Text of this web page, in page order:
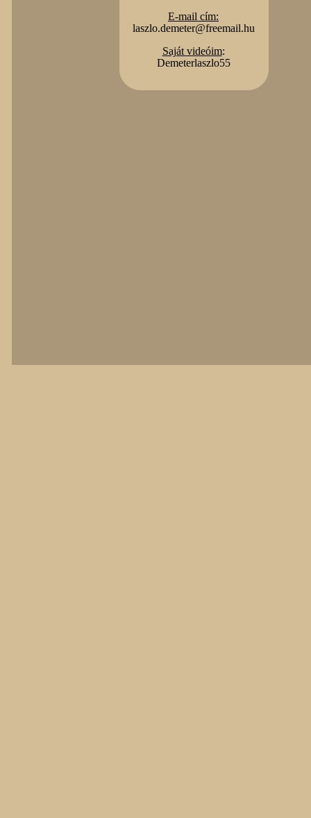
E-mail cím:
laszlo.demeter@freemail.hu
Saját videóim:
Demeterlaszlo55